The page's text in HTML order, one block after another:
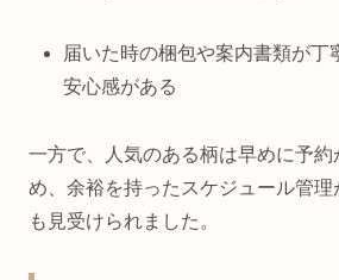
届いた時の梱包や案内書類が丁
安心感がある
一方で、人気のある柄は早めに予約
め、余裕を持ったスケジュール管
も見受けられました。